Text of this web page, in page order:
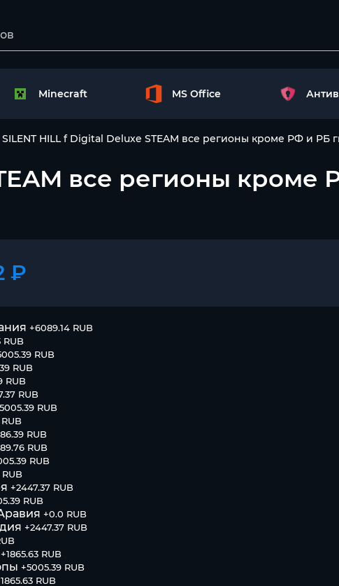
Minecraft MS Office
SILENT HILL f Digital Deluxe STEAM все регионы кроме РФ и РБ
все регионы кроме
₽
+6089.14 RUB
RUB
RUB
RUB
RUB
RUB
RUB
RUB
RUB
RUB
RUB
+2447.37 RUB
RUB
+0.0 RUB
+2447.37 RUB
+1865.63 RUB
+5005.39 RUB
RUB